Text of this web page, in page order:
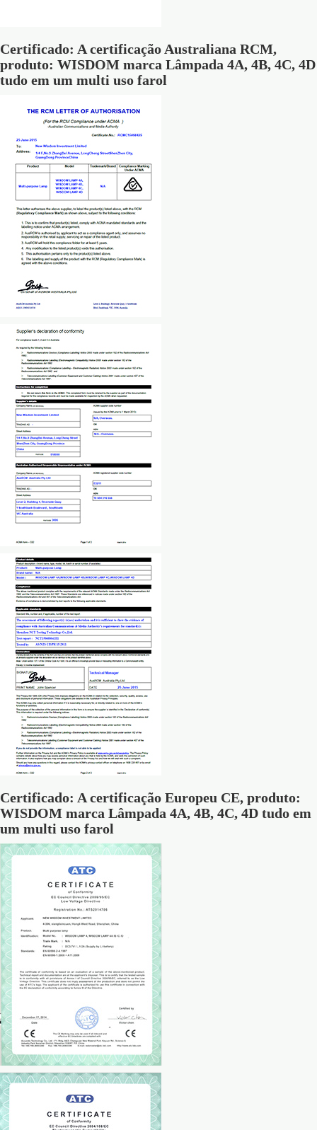
Certificado: A certificação Australiana RCM,
produto: WISDOM marca Lâmpada 4A, 4B, 4C, 4D
tudo em um multi uso farol
Certificado: A certificação Europeu CE, produto:
WISDOM marca Lâmpada 4A, 4B, 4C, 4D tudo em
um multi uso farol